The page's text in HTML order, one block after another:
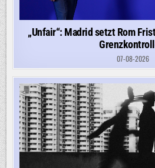
„Unfair“: Madrid setzt Rom
07-08-2026